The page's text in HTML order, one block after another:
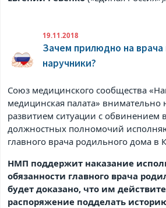
19.11.2018
Зачем прилюдно на врача
наручники?
Союз медицинского сообщества
медицинская палата» внимательно
развитием ситуации с
должностных полномочий
главного врача родильного дома в
НМП поддержит наказание
обязанности главного врача
будет доказано, что им
распоряжение подделать